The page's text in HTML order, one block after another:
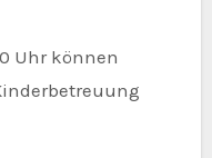
Uhr können